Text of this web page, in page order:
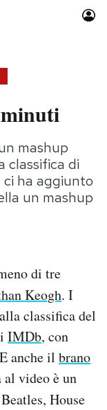
calcio 2026
mashup
classifica di
ci ha aggiunto
un mashup
di tre
Keogh. I
classifica del
IMDb, con
anche il brano
al video è un
House